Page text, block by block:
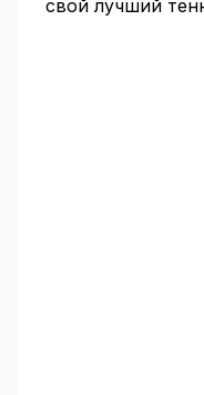
свой лучший